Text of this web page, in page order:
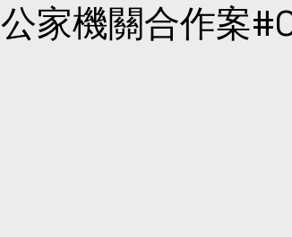
公家機關合作案